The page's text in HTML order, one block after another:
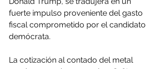
fuerte impulso proveniente del gasto
fiscal comprometido por el candidato
demócrata.
La cotización al contado del metal